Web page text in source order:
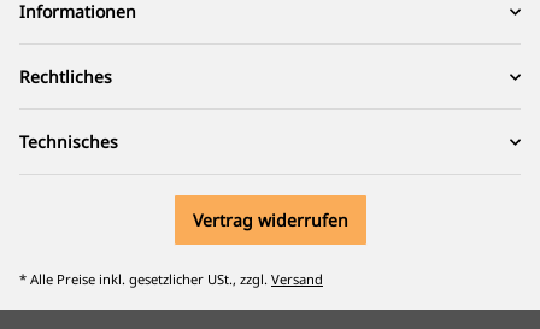
Informationen
Rechtliches
Technisches
Vertrag widerrufen
* Alle Preise inkl. gesetzlicher USt., zzgl. Versand